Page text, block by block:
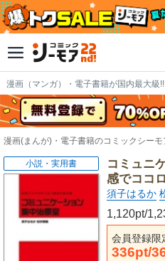
漫画（マンガ）・電子書籍が国内最大級!!
漫画(まんが)・電子書籍のコミックシーモ
コミュニ
感でココ
須子はるか
1,120pt/
会員登録限
336pt/
小説・実用書